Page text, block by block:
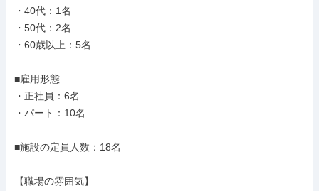
・40代：1名
・50代：2名
・60歳以上：5名
■雇用形態
・正社員：6名
・パート：10名
■施設の定員人数：18名
【職場の雰囲気】